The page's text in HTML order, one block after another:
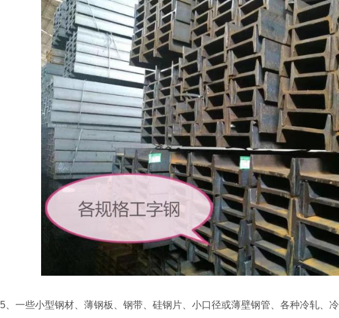
5、一些小型钢材、薄钢板、钢带、硅钢片、小口径或薄壁钢管、各种冷轧、